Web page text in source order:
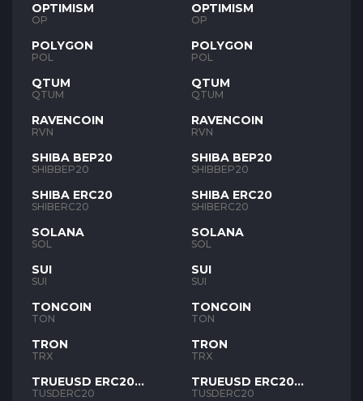
OPTIMISM
OP
POLYGON
POL
QTUM
QTUM
RAVENCOIN
RVN
SHIBA BEP20
SHIBBEP20
SHIBA ERC20
SHIBERC20
SOLANA
SOL
SUI
SUI
TONCOIN
TON
TRON
TRX
TRUEUSD ERC20
TUSD
TUSDERC20
OPTIMISM
OP
POLYGON
POL
QTUM
QTUM
RAVENCOIN
RVN
SHIBA BEP20
SHIBBEP20
SHIBA ERC20
SHIBERC20
SOLANA
SOL
SUI
SUI
TONCOIN
TON
TRON
TRX
TRUEUSD ERC20
TUSD
TUSDERC20